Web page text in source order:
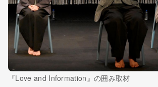
『Love and Information』の囲み取材